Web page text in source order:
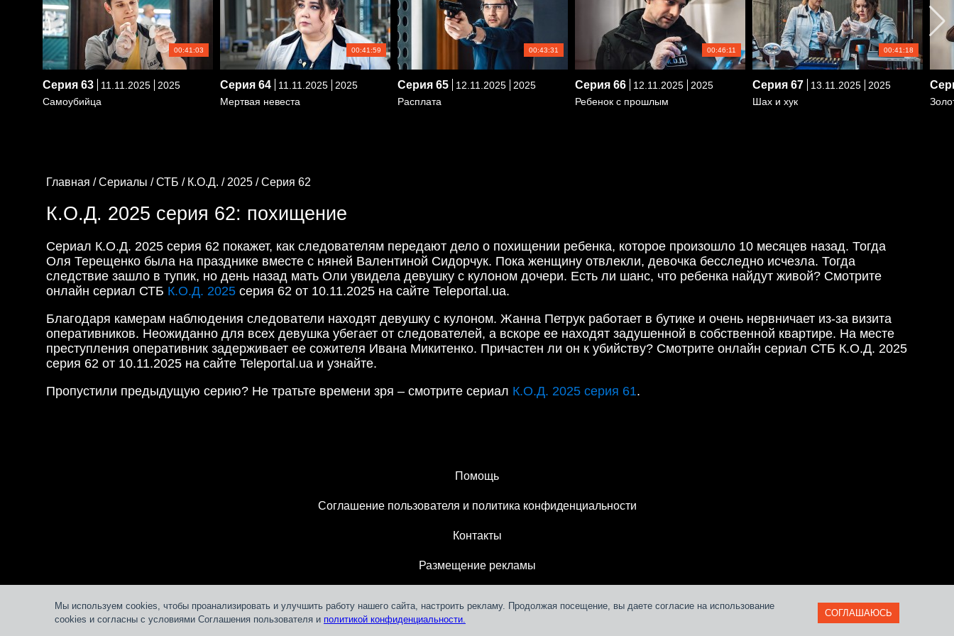
Мы используем cookies, чтобы проанализировать и улучшить работу нашего сайта, настроить рекламу. Продолжая посещение, вы даете согласие на использование
cookies и согласны с условиями Соглашения пользователя и политикой конфиденциальности.
СОГЛАШАЮСЬ
00:41:03
Серия 63 11.11.2025
2025
Самоубийца
00:41:59
Серия 64 11.11.2025
2025
Мертвая невеста
00:43:31
Серия 65 12.11.2025
2025
Расплата
00:46:11
Серия 66 12.11.2025
2025
Ребенок с прошлым
00:41:18
Серия 67 13.11.2025
2025
Шах и хук
Главная /Сериалы /СТБ / К.О.Д. / 2025 /Серия 62
К.О.Д. 2025 серия 62: похищение
Сериал К.О.Д. 2025 серия 62 покажет, как следователям передают дело о похищении ребенка, которое произошло 10 месяцев назад. Тогда
Оля Терещенко была на празднике вместе с няней Валентиной Сидорчук. Пока женщину отвлекли, девочка бесследно исчезла. Тогда
следствие зашло в тупик, но день назад мать Оли увидела девушку с кулоном дочери. Есть ли шанс, что ребенка найдут живой? Смотрите
онлайн сериал СТБ К.О.Д. 2025 серия 62 от 10.11.2025 на сайте Teleportal.ua.
Благодаря камерам наблюдения следователи находят девушку с кулоном. Жанна Петрук работает в бутике и очень нервничает из-за визита
оперативников. Неожиданно для всех девушка убегает от следователей, а вскоре ее находят задушенной в собственной квартире. На месте
преступления оперативник задерживает ее сожителя Ивана Микитенко. Причастен ли он к убийству? Смотрите онлайн сериал СТБ К.О.Д. 2025
серия 62 от 10.11.2025 на сайте Teleportal.ua и узнайте.
Пропустили предыдущую серию? Не тратьте времени зря – смотрите сериал К.О.Д. 2025 серия 61.
Помощь
Соглашение пользователя и политика конфиденциальности
Контакты
Размещение рекламы
Teleportal © 2018-2026